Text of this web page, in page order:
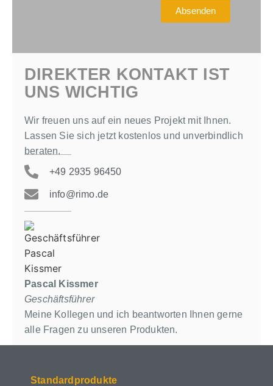
DIREKTER KONTAKT IST
UNS WICHTIG
Wir freuen uns auf ein neues Projekt mit Ihnen.
Lassen Sie sich jetzt kostenlos und unverbindlich
beraten.
+49 2935 96450
info@rimo.de
Pascal Kissmer
Geschäftsführer
Meine Kollegen und ich beantworten Ihnen gerne
alle Fragen zu unseren Produkten.
Absenden
Standardprodukte